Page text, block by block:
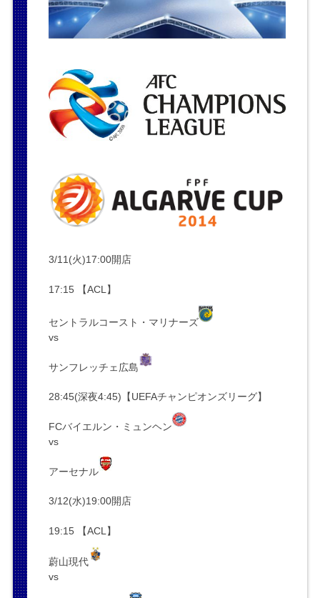
3/11(火)17:00開店
17:15 【ACL】
セントラルコースト・マリナーズ
vs
サンフレッチェ広島
28:45(深夜4:45)【UEFAチャンピオンズリーグ】
FCバイエルン・ミュンヘン
vs
アーセナル
3/12(水)19:00開店
19:15 【ACL】
蔚山現代
vs